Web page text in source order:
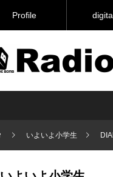
Profile
いよいよ小学生